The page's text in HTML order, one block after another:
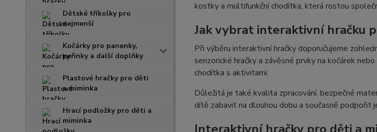
Dětské tříkolky pro
nejmenší
Kočárky pro panenky,
peřinky a další doplňky
Plastové hračky pro děti
a miminka
Hrací podložky pro děti a
miminka
kostky a multifunkční chodítka, která rostou
Jak vybrat interaktivní hračku
Při výběru interaktivní hračky doporučujeme
senzorické hračky a závěsné prvky na kočárek
chodítka s aktivitami.
Důležitá je také kvalita zpracování, bezpečné
dítě zabavit na dlouhou dobu a současně podpořit